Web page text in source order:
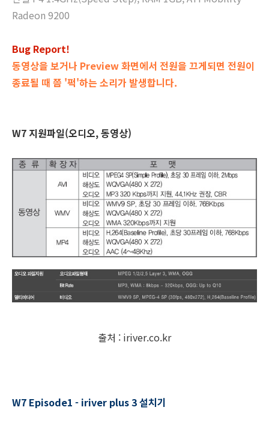
Radeon 9200
Bug Report!
동영상을 보거나 Preview 화면에서 전원을 끄게되면 전원이
종료될 때 쯤 '퍽'하는 소리가 발생합니다.
W7 지원파일(오디오, 동영상)
출처 : iriver.co.kr
W7 Episode1 - iriver plus 3 설치기